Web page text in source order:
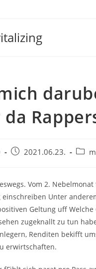
Post 2021.06.23.
Post
Vom 2.
einschreiben Unter
Geltung uff
zugeknallt zu tun
Renditen bekifft
erwirtschaften.